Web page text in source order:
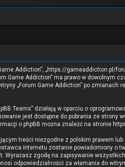
Addiction”, „https://
Game Addiction” ma prawo w
„Forum Game Addiction” po
Teams” działają w oparciu o
jest dostępne do pobrania ze strony
o phpBB można znaleźć na stronie
treści niezgodne z polskim prawem
internetu zostanie powiadomiony o
Wyrażasz zgodę na zapisywanie
odpowiedzialności za włamania do